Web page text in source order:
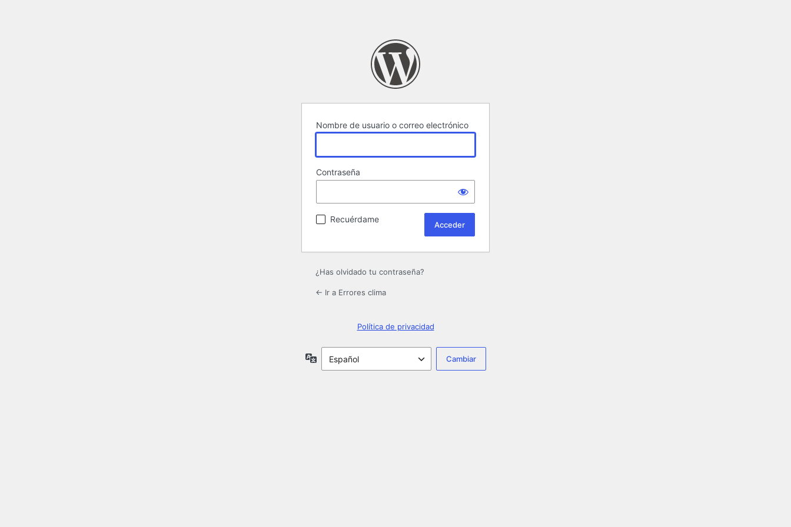
Nombre de usuario o correo electrónico
Contraseña
Recuérdame
¿Has olvidado tu contraseña?
← Ir a Errores clima
Política de privacidad
Idioma